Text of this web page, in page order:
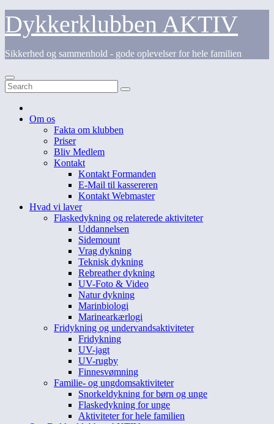
Skip
content
Dykkerklubben AKTIV
Sikkerhed og sammenhold - gode oplevelser for hele familien
Om os
Fakta om klubben
Priser
Bliv Medlem
Kontakt
Kontakt Formanden
E-Mail til kassereren
Kontakt Webmaster
Hvad vi laver
Flaskedykning og relaterede aktiviteter
Uddannelsen
Sidemount
Vrag dykning
Teknisk dykning
Rebreather dykning
UV-Foto & Video
Natur dykning
Marinbiologi
Marinearkærlogi
Fridykning og undervandsaktiviteter
Fridykning
UV-jagt
UV-rugby
Finnesvømning
Familie- og ungdomsaktiviteter
Snorkeldykning for børn og unge
Flaskedykning for unge
Aktiviteter for hele familien